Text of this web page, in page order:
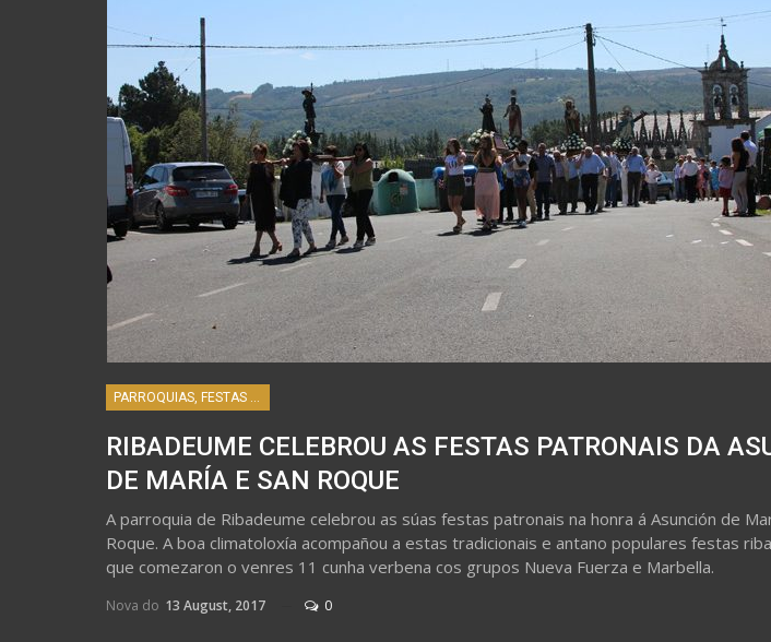
PARROQUIAS, FESTAS E HISTORIA
RIBADEUME CELEBROU AS FESTAS PATRONAIS DA
DE MARÍA E SAN ROQUE
A parroquia de Ribadeume celebrou as súas festas patronais na honra á Asunción de
Roque. A boa climatoloxía acompañou a estas tradicionais e antano populares festas
que comezaron o venres 11 cunha verbena cos grupos Nueva Fuerza e Marbella.
Nova do 13 August, 2017 0